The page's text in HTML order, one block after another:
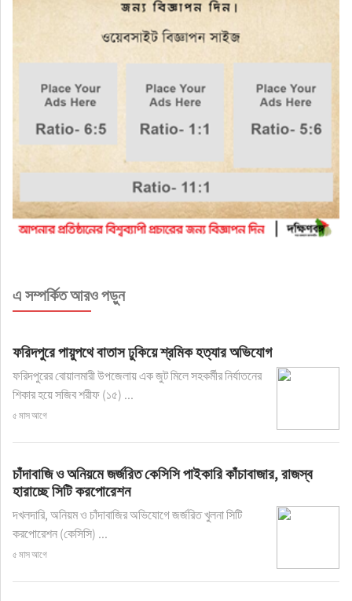
এ সম্পর্কিত আরও পড়ুন
ফরিদপুরে পায়ুপথে বাতাস ঢুকিয়ে শ্রমিক হত্যার অভিযোগ
ফরিদপুরের বোয়ালমারী উপজেলায় এক জুট মিলে সহকর্মীর নির্যাতনের
শিকার হয়ে সজিব শরীফ (১৫) ...
৫ মাস আগে
চাঁদাবাজি ও অনিয়মে জর্জরিত কেসিসি পাইকারি কাঁচাবাজার, রাজস্ব
হারাচ্ছে সিটি করপোরেশন
দখলদারি, অনিয়ম ও চাঁদাবাজির অভিযোগে জর্জরিত খুলনা সিটি
করপোরেশন (কেসিসি) ...
৫ মাস আগে